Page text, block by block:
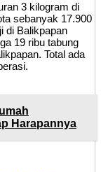
3 kilogram di
sebanyak 17.900
di Balikpapan
19 ribu tabung
Total ada
Harapannya